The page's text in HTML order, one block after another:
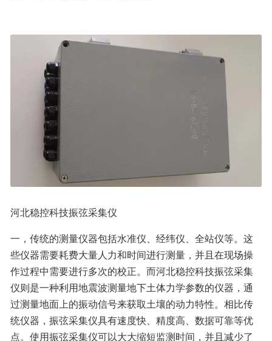
河北稳控科技振弦采集仪
一，传统的测量仪器包括水准仪、经纬仪、全站仪等。这
些仪器需要耗费大量人力和时间进行测量，并且在现场操
作过程中需要进行多次的校正。而河北稳控科技振弦采集
仪则是一种利用地震波测量地下土体力学参数的仪器，通
过测量地面上的振动信号来获取土壤的动力特性。相比传
统仪器，振弦采集仪具有速度快、精度高、数据可靠等优
点。使用振弦采集仪可以大大缩短监测时间，并且减少了